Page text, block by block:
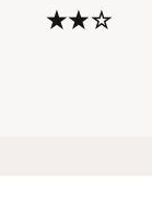
★★☆